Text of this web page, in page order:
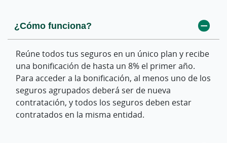
¿Cómo funciona?
Reúne todos tus seguros en un único plan y recibe
una bonificación de hasta un 8% el primer año.
Para acceder a la bonificación, al menos uno de los
seguros agrupados deberá ser de nueva
contratación, y todos los seguros deben estar
contratados en la misma entidad.